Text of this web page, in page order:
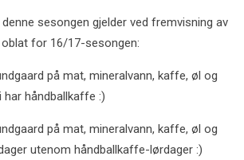
sesongen gjelder ved fremvisning av
for 16/17-sesongen:
på mat, mineralvann, kaffe, øl og
har håndballkaffe :)
på mat, mineralvann, kaffe, øl og
utenom håndballkaffe-lørdager :)